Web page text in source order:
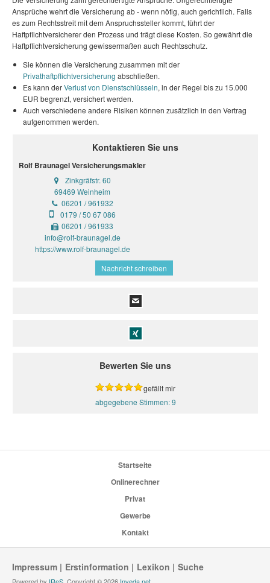
Ansprüche wehrt die Versicherung ab - wenn nötig, auch gerichtlich. Falls
es zum Rechtsstreit mit dem Anspruchssteller kommt, führt der
Haftpflichtversicherer den Prozess und trägt diese Kosten. So gewährt die
Haftpflichtversicherung gewissermaßen auch Rechtsschutz.
Sie können die Versicherung zusammen mit der
Privathaftpflichtversicherung abschließen.
Es kann derVerlust von Dienstschlüsseln, in der Regel bis zu 15.000
EUR begrenzt, versichert werden.
Auch verschiedene andere Risiken können zusätzlich in den Vertrag
aufgenommen werden.
Kontaktieren Sie uns
Rolf Braunagel Versicherungsmakler
Zinkgräfstr. 60
69469 Weinheim
06201 / 961932
0179 / 50 67 086
06201 / 961933
info@rolf-braunagel.de
https://www.rolf-braunagel.de
Nachricht schreiben
Bewerten Sie uns
gefällt mir
9
Startseite
Onlinerechner
Privat
Gewerbe
Kontakt
Impressum Erstinformation Lexikon Suche